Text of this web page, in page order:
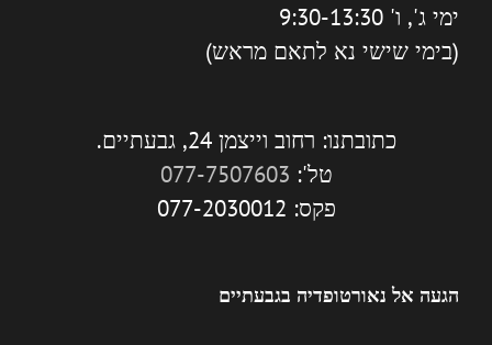
ימי ג', ו' 9:30-13:30
(בימי שישי נא לתאם מראש)
כתובתנו: רחוב וייצמן 24, גבעתיים.
טל': 077-7507603
פקס: 077-2030012
הגעה אל נאורטופדיה בגבעתיים